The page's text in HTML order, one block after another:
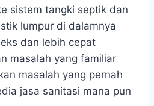
sistem tangki septik dan
lumpur di dalamnya
dan lebih cepat
masalah yang familiar
masalah yang pernah
jasa sanitasi mana pun